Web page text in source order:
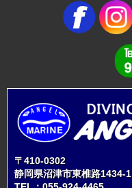
〒410-0302
静岡県沼津市東椎路1434-1